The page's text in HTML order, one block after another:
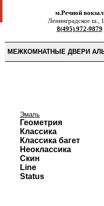
м.Речной вокзал
Ленинградское ш.,
8(495) 972-9879
МЕЖКОМНАТНЫЕ ДВЕРИ
Эмаль
Геометрия
Классика
Классика багет
Неоклассика
Скин
Line
Status